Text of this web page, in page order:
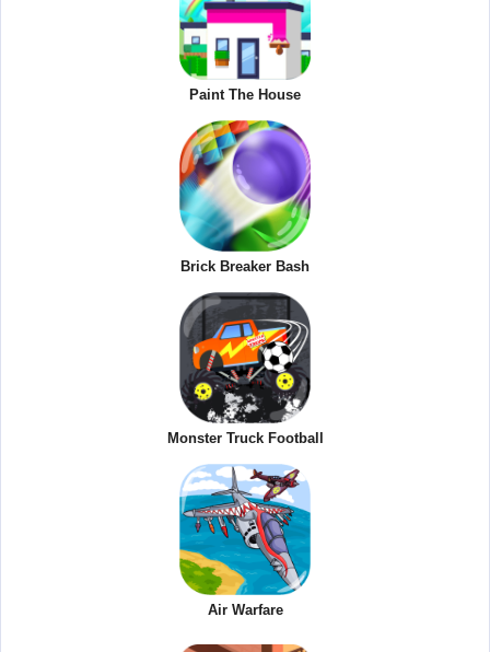
Paint The House
Brick Breaker Bash
Monster Truck Football
Air Warfare